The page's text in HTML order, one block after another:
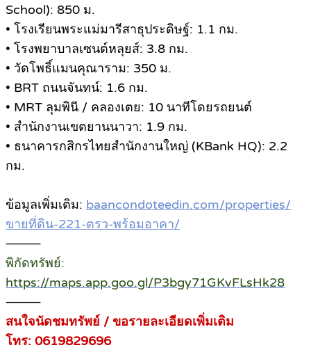
School): 850 ม.
• โรงเรียนพระแม่มารีสาธุประดิษฐ์: 1.1 กม.
• โรงพยาบาลเซนต์หลุยส์: 3.8 กม.
• วัดโพธิ์แมนคุณาราม: 350 ม.
• BRT ถนนจันทน์: 1.6 กม.
• MRT ลุมพินี / คลองเตย: 10 นาทีโดยรถยนต์
• สำนักงานเขตยานนาวา: 1.9 กม.
• ธนาคารกสิกรไทยสำนักงานใหญ่ (KBank HQ): 2.2
กม.
ข้อมูลเพิ่มเติม: baancondoteedin.com/properties/
ขายที่ดิน-221-ตรว-พร้อมอาคา/
⸻
พิกัดทรัพย์:
https://maps.app.goo.gl/P3bgy71GKvFLsHk28
⸻
สนใจนัดชมทรัพย์ / ขอรายละเอียดเพิ่มเติม
โทร: 0619829696